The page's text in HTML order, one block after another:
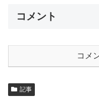
コメント
コメ
記事